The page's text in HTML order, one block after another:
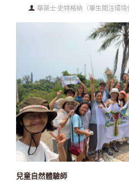
華萊士·史特格納（畢生關注環境
兒童自然體驗師